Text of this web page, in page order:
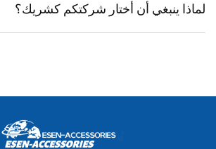
لماذا ينبغي أن أختار شركتكم كشريك؟